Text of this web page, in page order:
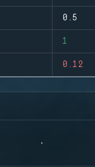
0.5
1
0.12